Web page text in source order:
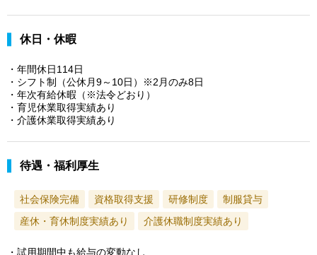
休日・休暇
・年間休日114日
・シフト制（公休月9～10日）※2月のみ8日
・年次有給休暇（※法令どおり）
・育児休業取得実績あり
・介護休業取得実績あり
待遇・福利厚生
社会保険完備 資格取得支援 研修制度
制服貸与
産休・育休制度実績あり
介護休職制度実績あり
・試用期間中も給与の変動なし